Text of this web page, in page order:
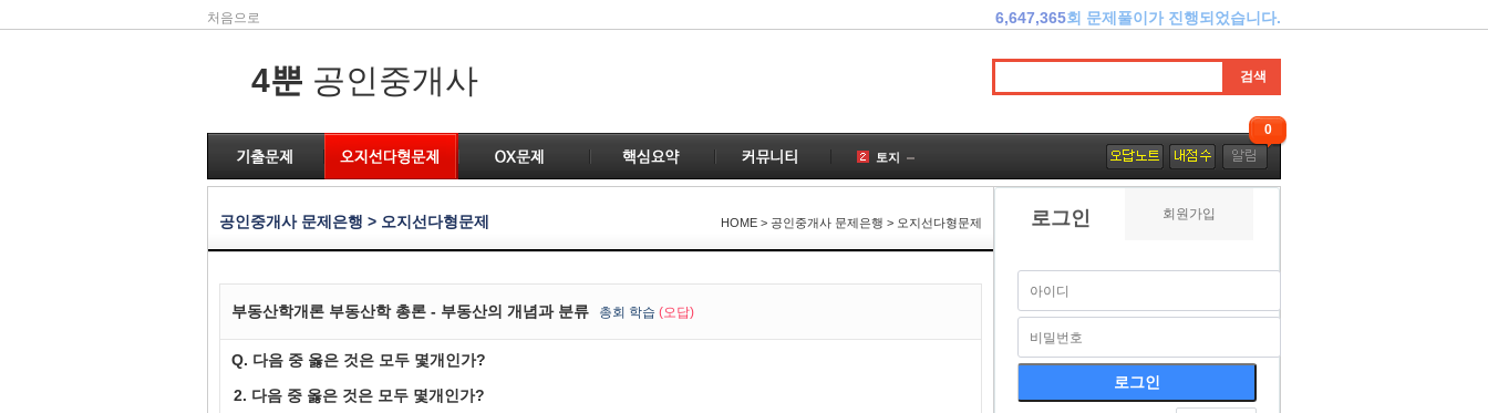
처음으로 6,647,365회 문제풀이가 진행되었습니다.
4뿐 공인중개사
0
토지
공인중개사
로그인 회원가입
공인중개사 문제은행 > 오지선다형문제 HOME > 공인중개사 문제은행 > 오지선다형문제
부동산학개론 부동산학 총론 - 부동산의 개념과 분류 총회 학습 (오답)
Q. 다음 중 옳은 것은 모두 몇개인가?
2. 다음 중 옳은 것은 모두 몇개인가?